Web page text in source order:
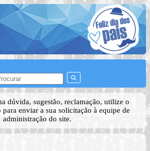
dúvida, sugestão, reclamação, utilize o
enviar a sua solicitação à equipe de
administração do site.